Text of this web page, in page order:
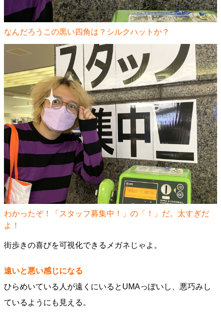
なんだろうこの黒い四角は？シルクハットか？
わかったぞ！「スタッフ募集中！」の「！」だ。太すぎだ
よ！
街歩きの喜びを可視化できるメガネじゃよ。
遠いと悪い感じになる
ひらめいている人が遠くにいるとUMAっぽいし、悪巧みし
ているようにも見える。